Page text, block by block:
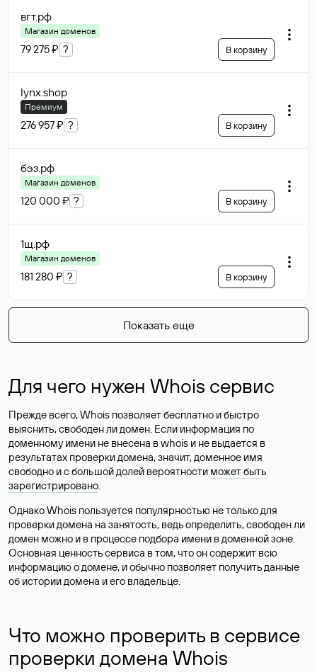
вгт.рф
Магазин доменов
79 275 ₽ ? В корзину
lynx.shop
Премиум
276 957 ₽ ? В корзину
бэз.рф
Магазин доменов
120 000 ₽ ? В корзину
1щ.рф
Магазин доменов
181 280 ₽ ? В корзину
Показать еще
Для чего нужен Whois сервис
Прежде всего, Whois позволяет бесплатно и быстро
выяснить, свободен ли домен. Если информация по
доменному имени не внесена в whois и не выдается в
результатах проверки домена, значит, доменное имя
свободно и с большой долей вероятности может быть
зарегистрировано.
Однако Whois пользуется популярностью не только для
проверки домена на занятость, ведь определить, свободен ли
домен можно и в процессе подбора имени в доменной зоне.
Основная ценность сервиса в том, что он содержит всю
информацию о домене, и обычно позволяет получить данные
об истории домена и его владельце.
Что можно проверить в сервисе
проверки домена Whois